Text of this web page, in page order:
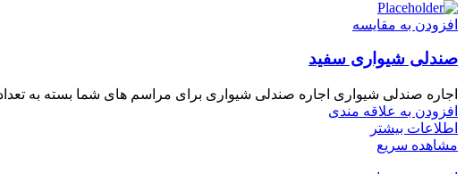
افزودن به مقایسه
صندلی شیواری سفید
اجاره صندلی شیواری اجاره صندلی شیواری برای مراسم های شما بسته به تعداد
افزودن به علاقه مندی
اطلاعات بیشتر
مشاهده سریع